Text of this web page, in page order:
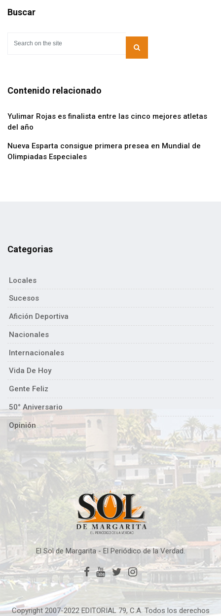
Buscar
Contenido relacionado
Yulimar Rojas es finalista entre las cinco mejores atletas
del año
Nueva Esparta consigue primera presea en Mundial de
Olimpiadas Especiales
Categorias
Locales
Sucesos
Afición Deportiva
Nacionales
Internacionales
Vida De Hoy
Gente Feliz
50° Aniversario
Opinión
El Sol de Margarita - El Periódico de la Verdad.
Copyright 2007-2022 EDITORIAL 79, C.A. Todos los derechos